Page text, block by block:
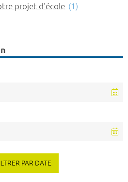
projet d'école (1)
PAR DATE